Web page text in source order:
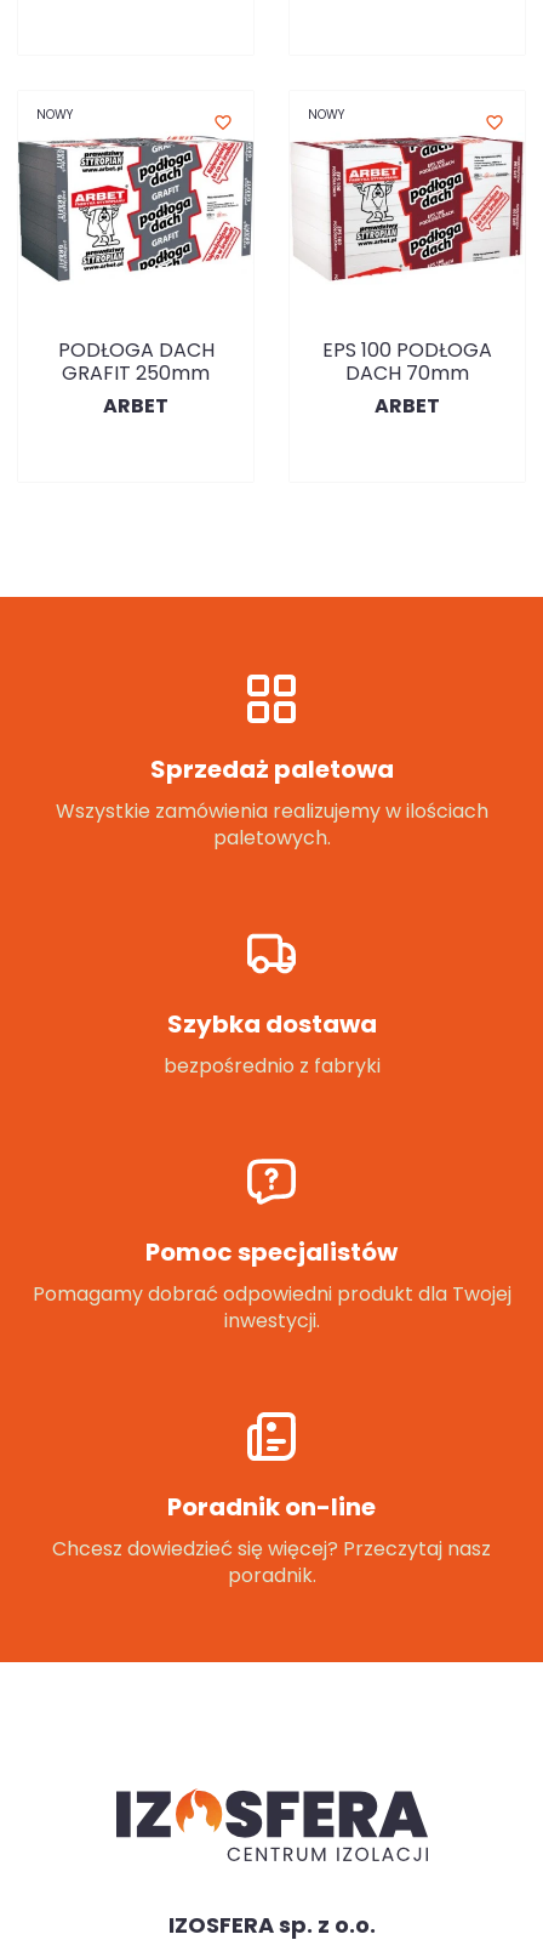
NOWY favorite_border
PODŁOGA DACH
GRAFIT 250mm
ARBET
NOWY favorite_border
EPS 100 PODŁOGA
DACH 70mm
ARBET
Sprzedaż paletowa
Wszystkie zamówienia realizujemy w ilościach
paletowych.
Szybka dostawa
bezpośrednio z fabryki
Pomoc specjalistów
Pomagamy dobrać odpowiedni produkt dla Twojej
inwestycji.
Poradnik on-line
Chcesz dowiedzieć się więcej? Przeczytaj nasz
poradnik.
IZOSFERA sp. z o.o.